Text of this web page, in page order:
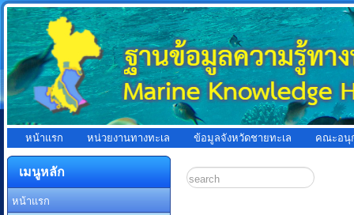
หน้าแรก หน่วยงานทางทะเล ข้อมูลจังหวัดชายทะเล คณะอนุ
เมนูหลัก
หน้าแรก